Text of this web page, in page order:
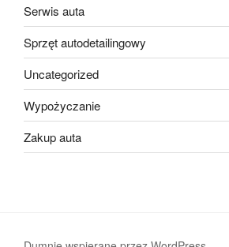
Serwis auta
Sprzęt autodetailingowy
Uncategorized
Wypożyczanie
Zakup auta